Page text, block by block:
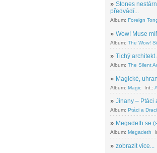
» Stones
předvádí...
Album: Foreign
» Wow! Muse
Album: The Wow!
» Tichý architekt
Album: The Silent
» Magické,
Album: Magic Int.:
» Jinany – Ptáci
Album: Ptáci a Draci
» Megadeth se
Album: Megadeth
» zobrazit více...